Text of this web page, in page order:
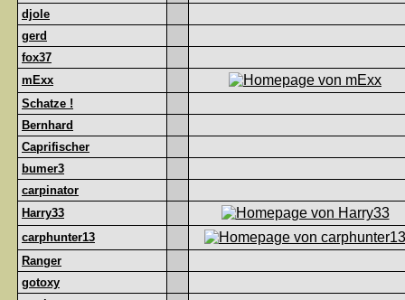
djole
gerd
fox37
mExx
Schatze !
Bernhard
Caprifischer
bumer3
carpinator
Harry33
carphunter13
Ranger
gotoxy